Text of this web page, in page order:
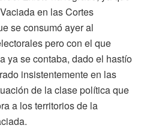
en las Cortes
se consumó ayer al
pero con el que
ya se contaba, dado el hastío
insistentemente en las
de la clase política que
a los territorios de la